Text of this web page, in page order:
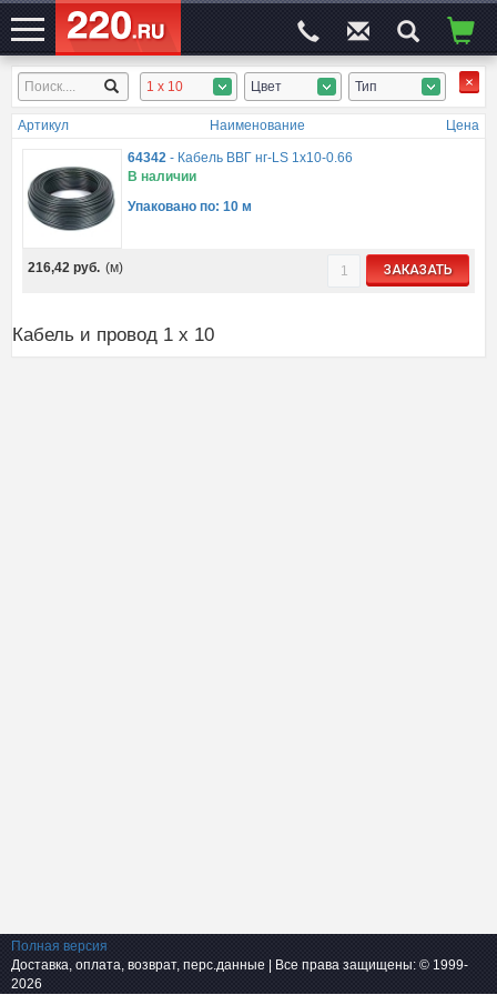
ЭЛЕКТРОСАЙТ№1 1 x 10 Цвет Тип
Артикул Наименование Цена
64342- Кабель ВВГ нг-LS 1х10-0.66
В наличии
Упаковано по: 10 м
216,42 руб. (м) ЗАКАЗАТЬ
Кабель и провод 1 x 10
Полная версия
Доставка, оплата, возврат, перс.данные | Все права защищены: © 1999-
2026